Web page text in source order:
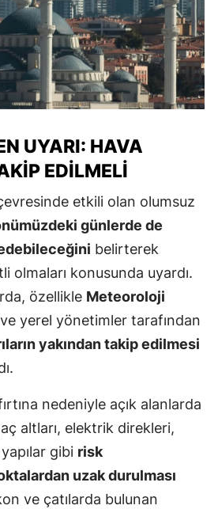
UYARI: HAVA
EDILMELI
etkili olan olumsuz
günlerde de
belirterek
olmaları konusunda uyardı.
özellikle Meteoroloji
ve yerel yönetimler tarafından
yakından takip edilmesi
nedeniyle açık alanlarda
altları, elektrik direkleri,
gibi risk
uzak durulması
ve çatılarda bulunan